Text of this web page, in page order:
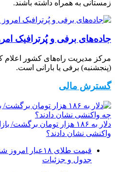
زمستانی به همراه داشته باشند.
جاده‌های برفی و پُرترافیک
(پنجشنبه) برفی یا بارانی است.
گسترش مالی
دلار به ۱۸۶ هزار تومان
واکنشی نشان دادند؟
جدول و جزئیات